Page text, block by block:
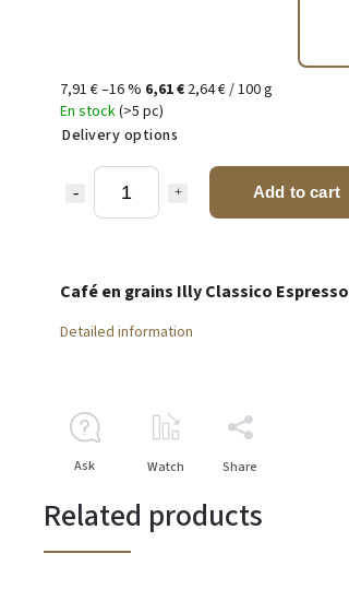
7,91 €–16 % 6,61 € 2,64 € / 100 g
En stock(>5 pc)
Delivery options
Add to cart
Café en grains Illy Classico Espresso
Detailed information
Ask Watch Share
Related products